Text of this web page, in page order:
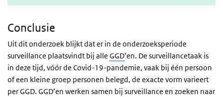
Conclusie
Uit dit onderzoek blijkt dat er in de onderzoeksperiode
surveillance plaatsvindt bij alle GGD’en. De surveillancetaak is
in deze tijd, vóór de Covid-19-pandemie, vaak bij één persoon
of een kleine groep personen belegd, de exacte vorm varieert
per GGD. GGD’en werken samen bij surveillance en zoeken naar